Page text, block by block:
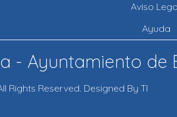
Aviso
Ayuda
- Ayuntamiento de
Rights Reserved. Designed By TI